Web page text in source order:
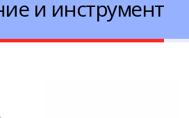
и инструмент